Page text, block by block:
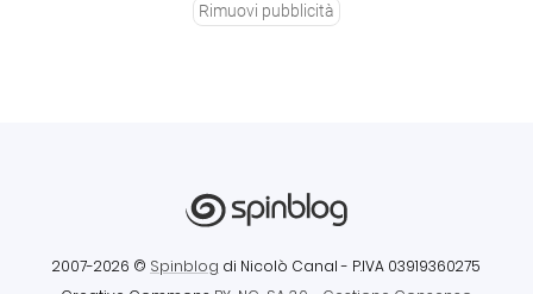
Rimuovi pubblicità
2007-2026 © Spinblog di Nicolò Canal - P.IVA 03919360275